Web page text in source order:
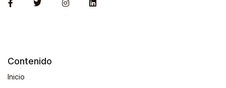
Contenido
Inicio